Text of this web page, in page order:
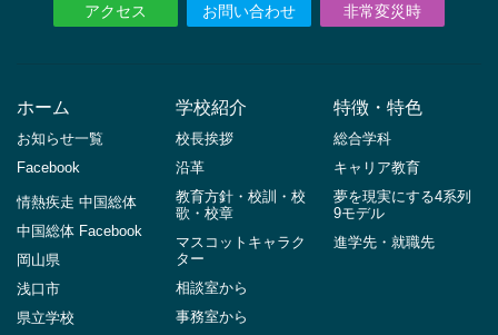
アクセス お問い合わせ 非常変災時
ホーム
お知らせ一覧
Facebook
情熱疾走 中国総体
中国総体 Facebook
岡山県
浅口市
県立学校
学校紹介
校長挨拶
沿革
教育方針・校訓・校
歌・校章
マスコットキャラク
ター
相談室から
事務室から
特徴・特色
総合学科
キャリア教育
夢を現実にする4系列
9モデル
進学先・就職先